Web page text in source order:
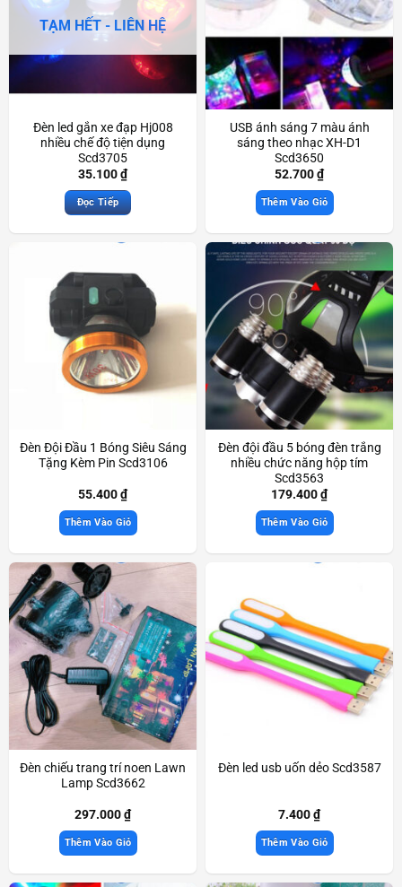
TẠM HẾT - LIÊN HỆ
Đèn led gắn xe đạp Hj008
nhiều chế độ tiện dụng
Scd3705
35.100₫
Đọc Tiếp
USB ánh sáng 7 màu ánh
sáng theo nhạc XH-D1
Scd3650
52.700₫
Thêm Vào Giỏ
Đèn Đội Đầu 1 Bóng Siêu Sáng
Tặng Kèm Pin Scd3106
55.400₫
Thêm Vào Giỏ
Đèn đội đầu 5 bóng đèn trắng
nhiều chức năng hộp tím
Scd3563
179.400₫
Thêm Vào Giỏ
Đèn chiếu trang trí noen Lawn
Lamp Scd3662
297.000₫
Thêm Vào Giỏ
Đèn led usb uốn dẻo Scd3587
7.400₫
Thêm Vào Giỏ